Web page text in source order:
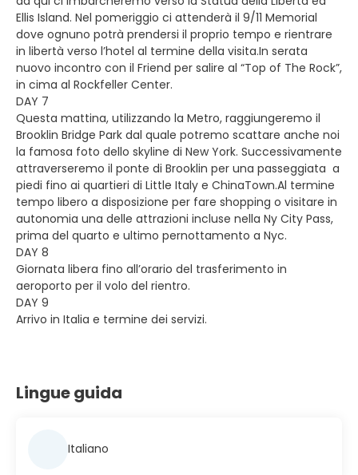
Ellis Island. Nel pomeriggio ci attenderà il 9/11 Memorial
dove ognuno potrà prendersi il proprio tempo e rientrare
in libertà verso l’hotel al termine della visita.In serata
nuovo incontro con il Friend per salire al “Top of The Rock”,
in cima al Rockfeller Center.
DAY 7
Questa mattina, utilizzando la Metro, raggiungeremo il
Brooklin Bridge Park dal quale potremo scattare anche noi
la famosa foto dello skyline di New York. Successivamente
attraverseremo il ponte di Brooklin per una passeggiata a
piedi fino ai quartieri di Little Italy e ChinaTown.Al termine
tempo libero a disposizione per fare shopping o visitare in
autonomia una delle attrazioni incluse nella Ny City Pass,
prima del quarto e ultimo pernottamento a Nyc.
DAY 8
Giornata libera fino all’orario del trasferimento in
aeroporto per il volo del rientro.
DAY 9
Arrivo in Italia e termine dei servizi.
Lingue guida
Italiano